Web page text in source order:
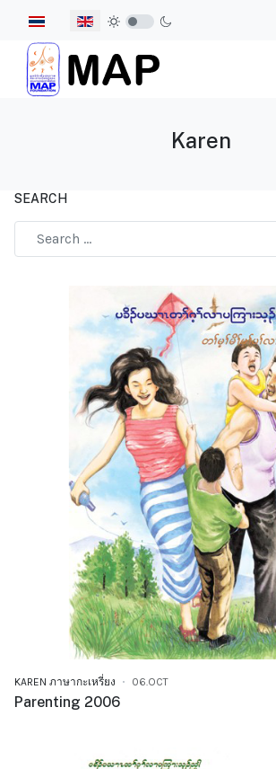
Select your language
Karen
SEARCH
KAREN ภาษากะเหรี่ยง 06.OCT
Parenting 2006